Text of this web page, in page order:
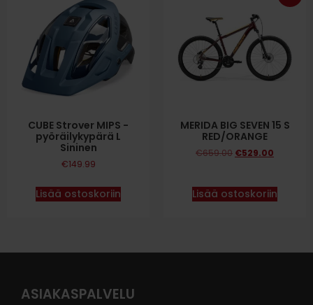
CUBE Strover MIPS -
pyöräilykypärä L
Sininen
€149.99
Lisää ostoskoriin
MERIDA BIG SEVEN 15 S
RED/ORANGE
€659.00 €529.00
Lisää ostoskoriin
ASIAKASPALVELU